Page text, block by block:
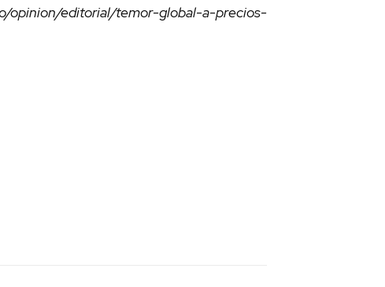
editorial/temor-global-a-precios-